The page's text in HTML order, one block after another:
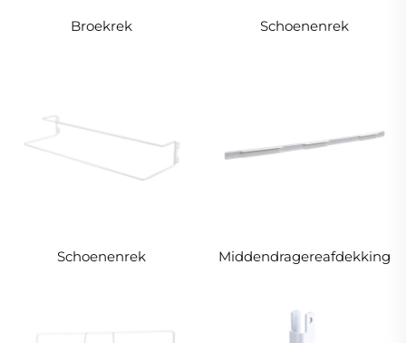
Broekrek Schoenenrek
Schoenenrek Middendragereafdekking